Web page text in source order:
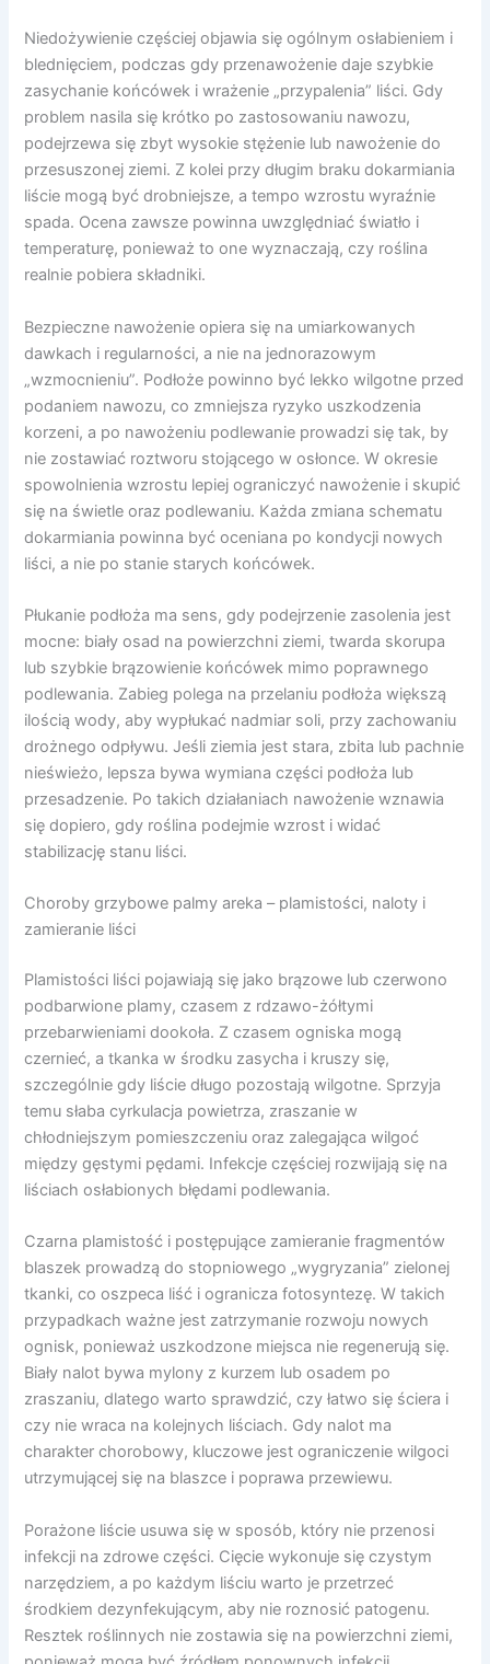
Niedożywienie częściej objawia się ogólnym osłabieniem i
blednięciem, podczas gdy przenawożenie daje szybkie
zasychanie końcówek i wrażenie „przypalenia” liści. Gdy
problem nasila się krótko po zastosowaniu nawozu,
podejrzewa się zbyt wysokie stężenie lub nawożenie do
przesuszonej ziemi. Z kolei przy długim braku dokarmiania
liście mogą być drobniejsze, a tempo wzrostu wyraźnie
spada. Ocena zawsze powinna uwzględniać światło i
temperaturę, ponieważ to one wyznaczają, czy roślina
realnie pobiera składniki.
Bezpieczne nawożenie opiera się na umiarkowanych
dawkach i regularności, a nie na jednorazowym
„wzmocnieniu”. Podłoże powinno być lekko wilgotne przed
podaniem nawozu, co zmniejsza ryzyko uszkodzenia
korzeni, a po nawożeniu podlewanie prowadzi się tak, by
nie zostawiać roztworu stojącego w osłonce. W okresie
spowolnienia wzrostu lepiej ograniczyć nawożenie i skupić
się na świetle oraz podlewaniu. Każda zmiana schematu
dokarmiania powinna być oceniana po kondycji nowych
liści, a nie po stanie starych końcówek.
Płukanie podłoża ma sens, gdy podejrzenie zasolenia jest
mocne: biały osad na powierzchni ziemi, twarda skorupa
lub szybkie brązowienie końcówek mimo poprawnego
podlewania. Zabieg polega na przelaniu podłoża większą
ilością wody, aby wypłukać nadmiar soli, przy zachowaniu
drożnego odpływu. Jeśli ziemia jest stara, zbita lub pachnie
nieświeżo, lepsza bywa wymiana części podłoża lub
przesadzenie. Po takich działaniach nawożenie wznawia
się dopiero, gdy roślina podejmie wzrost i widać
stabilizację stanu liści.
Choroby grzybowe palmy areka – plamistości, naloty i
zamieranie liści
Plamistości liści pojawiają się jako brązowe lub czerwono
podbarwione plamy, czasem z rdzawo-żółtymi
przebarwieniami dookoła. Z czasem ogniska mogą
czernieć, a tkanka w środku zasycha i kruszy się,
szczególnie gdy liście długo pozostają wilgotne. Sprzyja
temu słaba cyrkulacja powietrza, zraszanie w
chłodniejszym pomieszczeniu oraz zalegająca wilgoć
między gęstymi pędami. Infekcje częściej rozwijają się na
liściach osłabionych błędami podlewania.
Czarna plamistość i postępujące zamieranie fragmentów
blaszek prowadzą do stopniowego „wygryzania” zielonej
tkanki, co oszpeca liść i ogranicza fotosyntezę. W takich
przypadkach ważne jest zatrzymanie rozwoju nowych
ognisk, ponieważ uszkodzone miejsca nie regenerują się.
Biały nalot bywa mylony z kurzem lub osadem po
zraszaniu, dlatego warto sprawdzić, czy łatwo się ściera i
czy nie wraca na kolejnych liściach. Gdy nalot ma
charakter chorobowy, kluczowe jest ograniczenie wilgoci
utrzymującej się na blaszce i poprawa przewiewu.
Porażone liście usuwa się w sposób, który nie przenosi
infekcji na zdrowe części. Cięcie wykonuje się czystym
narzędziem, a po każdym liściu warto je przetrzeć
środkiem dezynfekującym, aby nie roznosić patogenu.
Resztek roślinnych nie zostawia się na powierzchni ziemi,